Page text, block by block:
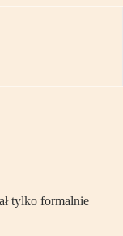
tylko formalnie